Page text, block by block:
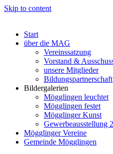
Skip to content
Start
über die MAG
Vereinssatzung
Vorstand &
unsere Mitglieder
Bildungspartnerschaft
Bildergalerien
Mögglingen leuchtet
Mögglingen festet
Mögglinger Kunst
Gewerbeausstellung
Mögglinger Vereine
Gemeinde Mögglingen